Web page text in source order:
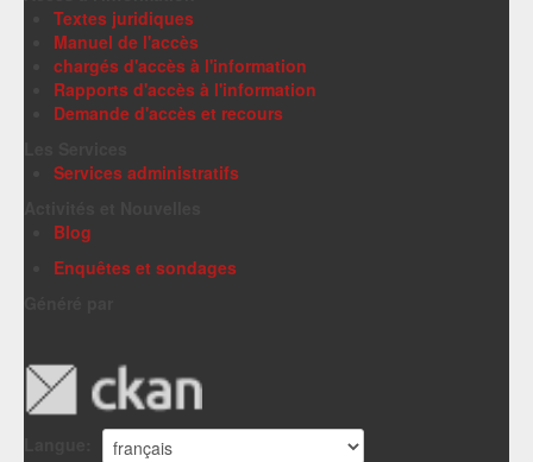
Textes juridiques
Manuel de l'accès
chargés d'accès à l'information
Rapports d'accès à l'information
Demande d'accès et recours
Services administratifs
Blog
Enquêtes et sondages